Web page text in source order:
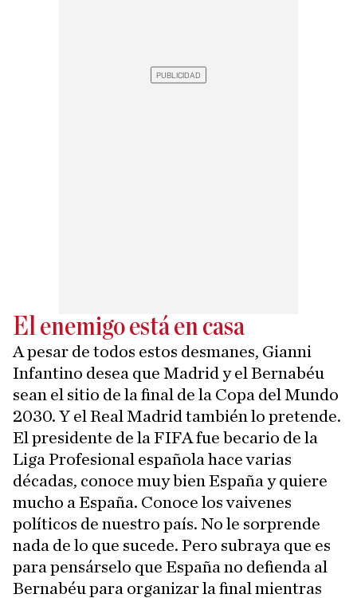
El enemigo está en casa
A pesar de todos estos desmanes, Gianni
Infantino desea que Madrid y el Bernabéu
sean el sitio de la final de la Copa del Mundo
2030. Y el Real Madrid también lo pretende.
El presidente de la FIFA fue becario de la
Liga Profesional española hace varias
décadas, conoce muy bien España y quiere
mucho a España. Conoce los vaivenes
políticos de nuestro país. No le sorprende
nada de lo que sucede. Pero subraya que es
para pensárselo que España no defienda al
Bernabéu para organizar la final mientras